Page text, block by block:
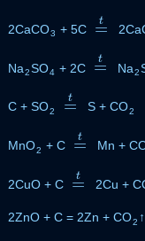
2CaCO3 + 5C =
t
=t
Na2SO4 + 2C =
t
=t Na 2
C + SO2 =
t
=t S + CO2
MnO2 + C =
t
=t Mn +
2CuO + C =
t
=t 2Cu +
2ZnO + C = 2Zn + CO2 ↑